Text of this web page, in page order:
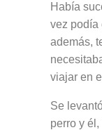
Había
vez podía
además,
viajar en
Se
perro y